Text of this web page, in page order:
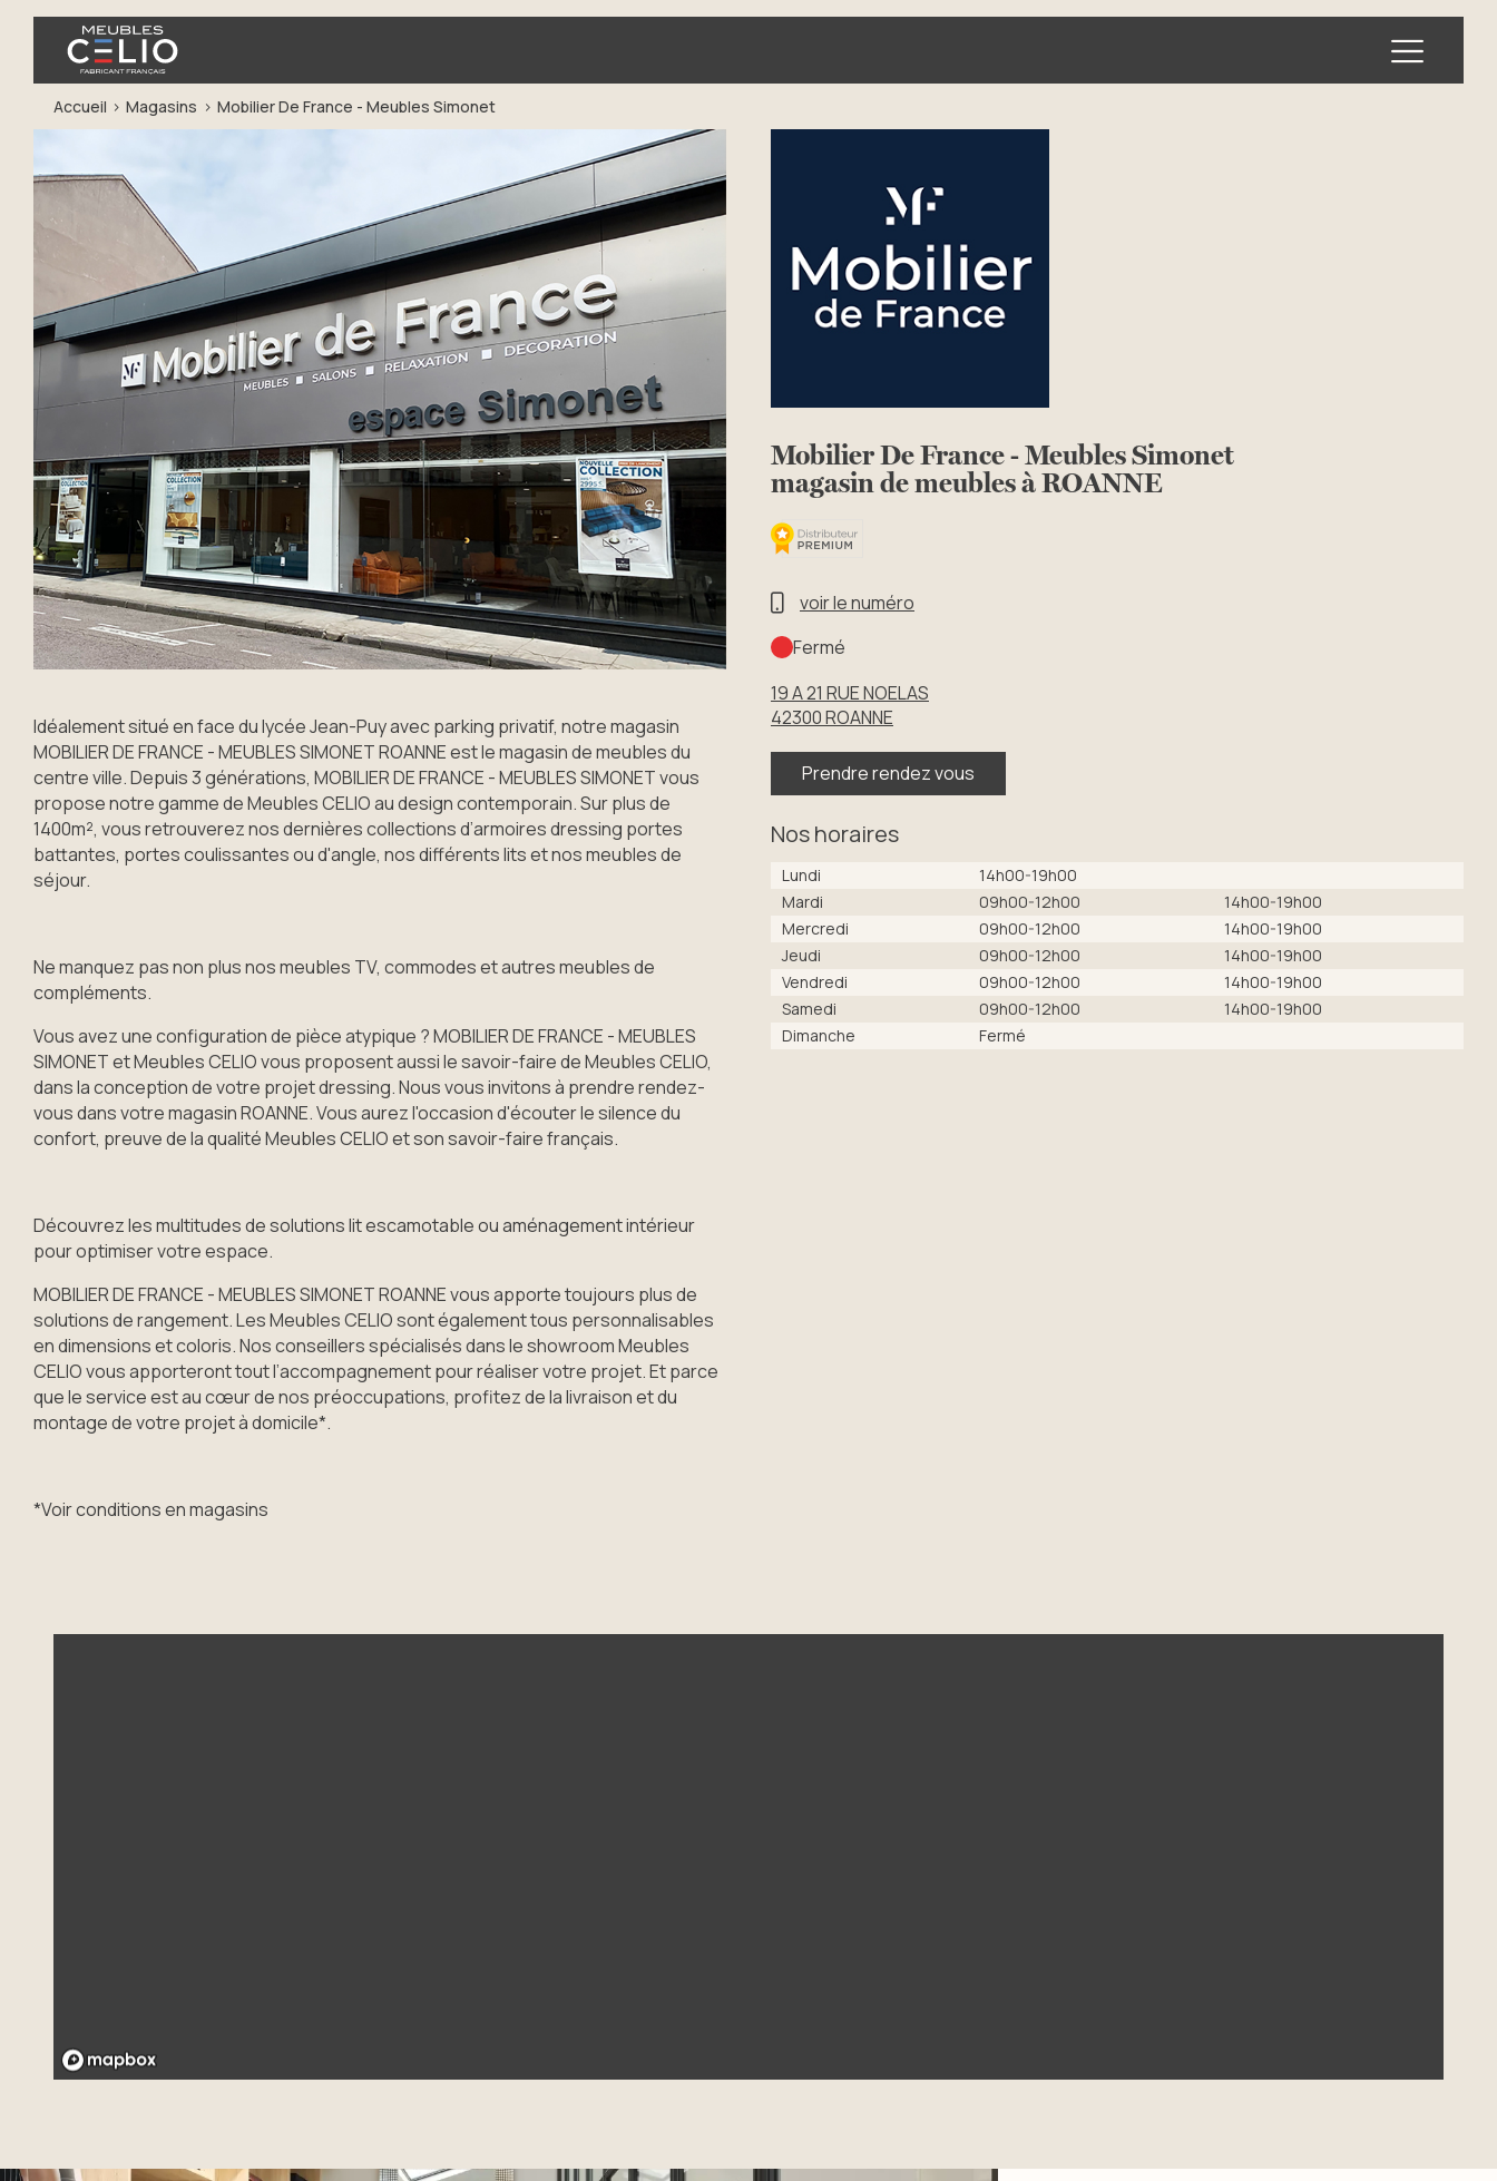
Accueil Magasins Mobilier De France - Meubles Simonet
Mobilier De France - Meubles Simonet
magasin de meubles à ROANNE
voir le numéro
Fermé
19 A 21 RUE NOELAS
42300ROANNE
Prendre rendez vous
Nos horaires
Lundi
14h00-19h00
Mardi
09h00-12h00
14h00-19h00
Mercredi
09h00-12h00
14h00-19h00
Jeudi
09h00-12h00
14h00-19h00
Vendredi
09h00-12h00
14h00-19h00
Samedi
09h00-12h00
14h00-19h00
Dimanche
Fermé
Idéalement situé en face du lycée Jean-Puy avec parking privatif, notre magasin
MOBILIER DE FRANCE - MEUBLES SIMONET ROANNE est le magasin de meubles du
centre ville. Depuis 3 générations, MOBILIER DE FRANCE - MEUBLES SIMONET vous
propose notre gamme de Meubles CELIO au design contemporain. Sur plus de
1400m², vous retrouverez nos dernières collections d’armoires dressing portes
battantes, portes coulissantes ou d'angle, nos différents lits et nos meubles de
séjour.
Ne manquez pas non plus nos meubles TV, commodes et autres meubles de
compléments.
Vous avez une configuration de pièce atypique ? MOBILIER DE FRANCE - MEUBLES
SIMONET et Meubles CELIO vous proposent aussi le savoir-faire de Meubles CELIO,
dans la conception de votre projet dressing. Nous vous invitons à prendre rendez-
vous dans votre magasin ROANNE. Vous aurez l'occasion d'écouter le silence du
confort, preuve de la qualité Meubles CELIO et son savoir-faire français.
Découvrez les multitudes de solutions lit escamotable ou aménagement intérieur
pour optimiser votre espace.
MOBILIER DE FRANCE - MEUBLES SIMONET ROANNE vous apporte toujours plus de
solutions de rangement. Les Meubles CELIO sont également tous personnalisables
en dimensions et coloris. Nos conseillers spécialisés dans le showroom Meubles
CELIO vous apporteront tout l’accompagnement pour réaliser votre projet. Et parce
que le service est au cœur de nos préoccupations, profitez de la livraison et du
montage de votre projet à domicile*.
*Voir conditions en magasins